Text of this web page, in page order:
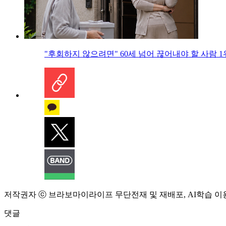
"후회하지 않으려면" 60세 넘어 끊어내야 할 사람 1
저작권자 ⓒ 브라보마이라이프 무단전재 및 재배포, AI학습 이
댓글